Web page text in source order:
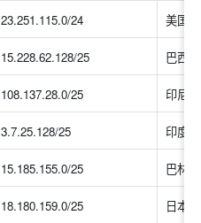
23.251.115.0/24 美国
15.228.62.128/25 巴西
108.137.28.0/25 印尼
3.7.25.128/25 印度
15.185.155.0/25 巴林
18.180.159.0/25 日本